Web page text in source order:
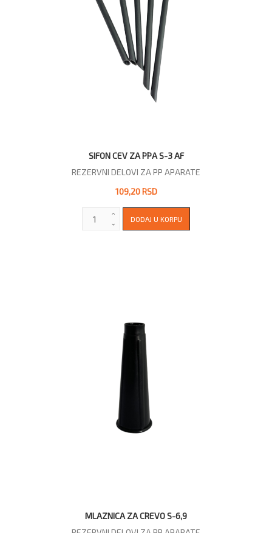
SIFON CEV ZA PPA S-3 AF
REZERVNI DELOVI ZA PP APARATE
109,20 RSD
MLAZNICA ZA CREVO S-6,9